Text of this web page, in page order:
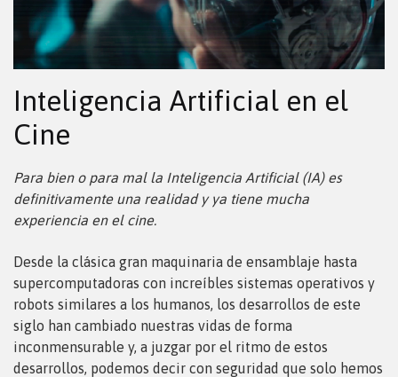
Inteligencia Artificial en el
Cine
Para bien o para mal la Inteligencia Artificial (IA) es
definitivamente una realidad y ya tiene mucha
experiencia en el cine.
Desde la clásica gran maquinaria de ensamblaje hasta
supercomputadoras con increíbles sistemas operativos y
robots similares a los humanos, los desarrollos de este
siglo han cambiado nuestras vidas de forma
inconmensurable y, a juzgar por el ritmo de estos
desarrollos, podemos decir con seguridad que solo hemos